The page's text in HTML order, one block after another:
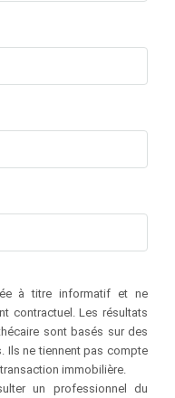
à titre informatif et ne
contractuel. Les résultats
sont basés sur des
Ils ne tiennent pas compte
immobilière.
un professionnel du